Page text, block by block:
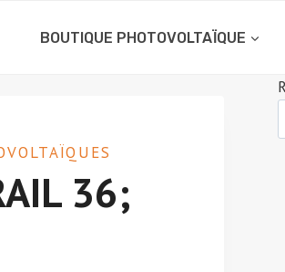
BOUTIQUE PHOTOVOLTAÏQUE
36;